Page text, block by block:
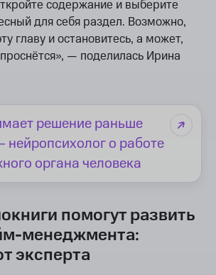
содержание и выберите
для себя раздел. Возможно,
главу и остановитесь, а может,
— поделилась Ирина
решение раньше
нейропсихолог о работе
органа человека
помогут развить
менеджмента:
эксперта